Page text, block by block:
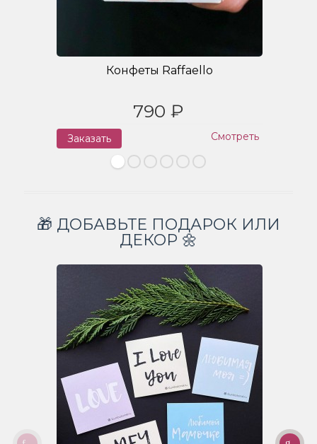
Конфеты Raffaello
790 ₽
Заказать Смотреть
🎁 ДОБАВЬТЕ ПОДАРОК ИЛИ
ДЕКОР 🌼